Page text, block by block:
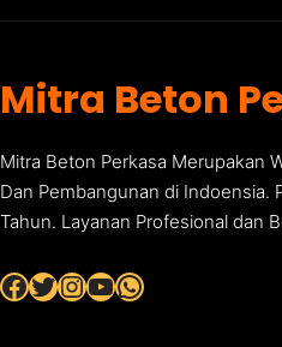
Mitra Beton
Mitra Beton Perkasa Merupakan
Dan Pembangunan di Indoensia.
Tahun. Layanan Profesional dan
Facebook Twitter InstagramYouTube WhatsApp